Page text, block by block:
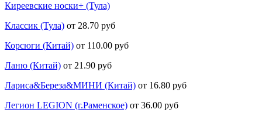
Киреевские носки+ (Тула)
Классик (Тула) от 28.70 руб
Корсюги (Китай) от 110.00 руб
Ланю (Китай) от 21.90 руб
Лариса&Береза&МИНИ (Китай) от 16.80 руб
Легион LEGION (г.Раменское) от 36.00 руб